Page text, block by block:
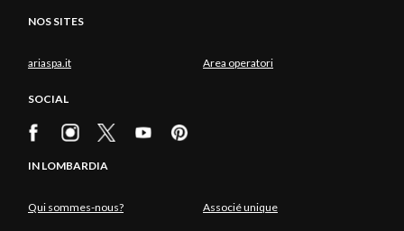
NOS SITES
ariaspa.it Area operatori
SOCIAL
IN LOMBARDIA
Qui sommes-nous? Associé unique